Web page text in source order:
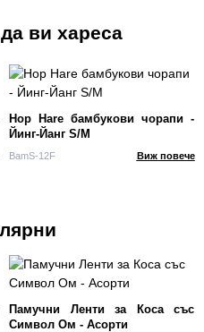
ви хареса
Hop Hare бамбукови чорапи -
Йинг-Йанг S/M
BamS-12F Виж повече
Памучни Ленти за Коса със
Символ Ом - Асорти